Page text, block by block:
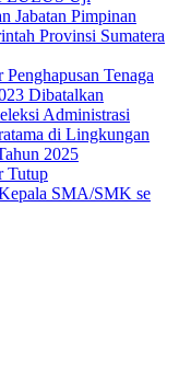
Jabatan Pimpinan
Provinsi Sumatera
Tenaga
Dibatalkan
Administrasi
di Lingkungan
2025
Tutup
SMA/SMK se